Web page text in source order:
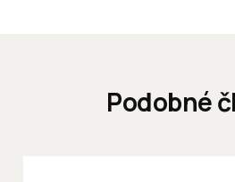
Podobné